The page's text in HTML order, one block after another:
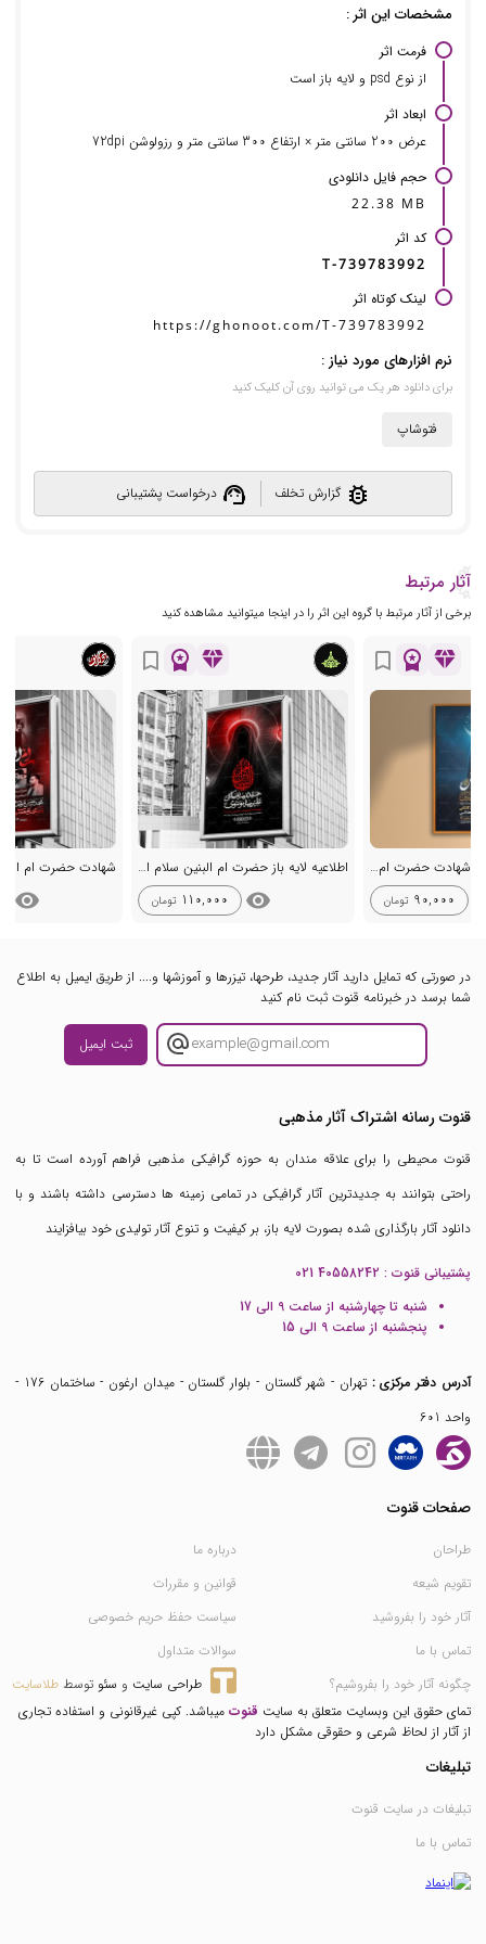
مشخصات این اثر :
فرمت اثر
از نوع psd و لایه باز است
ابعاد اثر
عرض 200 سانتی متر × ارتفاع 300 سانتی متر و رزولوشن 72dpi
حجم فایل دانلودی
22.38 MB
کد اثر
T-739783992
لینک کوتاه اثر
https://ghonoot.com/T-739783992
نرم افزارهای مورد نیاز :
برای دانلود هر یک می توانید روی آن کلیک کنید
فتوشاپ
bug_report گزارش تخلف support_agent درخواست پشتیبانی
آثار مرتبط
برخی از آثار مرتبط با گروه این اثر را در اینجا میتوانید مشاهده کنید
diamond
workspace_premium
bookmark_border
طرح لایه باز عزاداری شهادت حضرت ام البنین س + استوری
90,000 تومان
diamond
workspace_premium
bookmark_border
اطلاعیه لایه باز حضرت ام البنین سلام الله علیها
visibility
110,000 تومان
شهادت حضرت ام
visibility
در صورتی که تمایل دارید آثار جدید، طرحها، تیزرها و آموزشها و.... از طریق ایمیل به اطلاع
شما برسد در خبرنامه قنوت ثبت نام کنید
ثبت ایمیل
قنوت رسانه اشتراک آثار مذهبی
قنوت محیطی را برای علاقه مندان به حوزه گرافیکی مذهبی فراهم آورده است تا به
راحتی بتوانند به جدیدترین آثار گرافیکی در تمامی زمینه ها دسترسی داشته باشند و با
دانلود آثار بارگذاری شده بصورت لایه باز، بر کیفیت و تنوع آثار تولیدی خود بیافزایند
پشتیبانی قنوت : 021 40558242
شنبه تا چهارشنبه از ساعت 9 الی 17
پنجشنبه از ساعت 9 الی 15
آدرس دفتر مرکزی :
تهران - شهر گلستان - بلوار گلستان - میدان ارغون - ساختمان 176 -
واحد 601
صفحات قنوت
طراحان
تقویم شیعه
آثار خود را بفروشید
تماس با ما
چگونه آثار خود را بفروشیم؟
درباره ما
قوانین و مقررات
سیاست حفظ حریم خصوصی
سوالات متداول
طراحی سایت و سئو توسط طلاسایت
تمای حقوق این وبسایت متعلق به سایت قنوت میباشد. کپی غیرقانونی و استفاده تجاری
از آثار از لحاظ شرعی و حقوقی مشکل دارد
تبلیغات
تبلیغات در سایت قنوت
تماس با ما